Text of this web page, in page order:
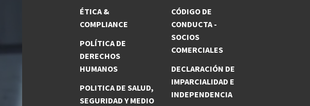
ÉTICA &
COMPLIANCE
POLÍTICA DE
DERECHOS
HUMANOS
POLITICA DE SALUD,
SEGURIDAD Y MEDIO
CÓDIGO DE
CONDUCTA -
SOCIOS
COMERCIALES
DECLARACIÓN DE
IMPARCIALIDAD E
INDEPENDENCIA